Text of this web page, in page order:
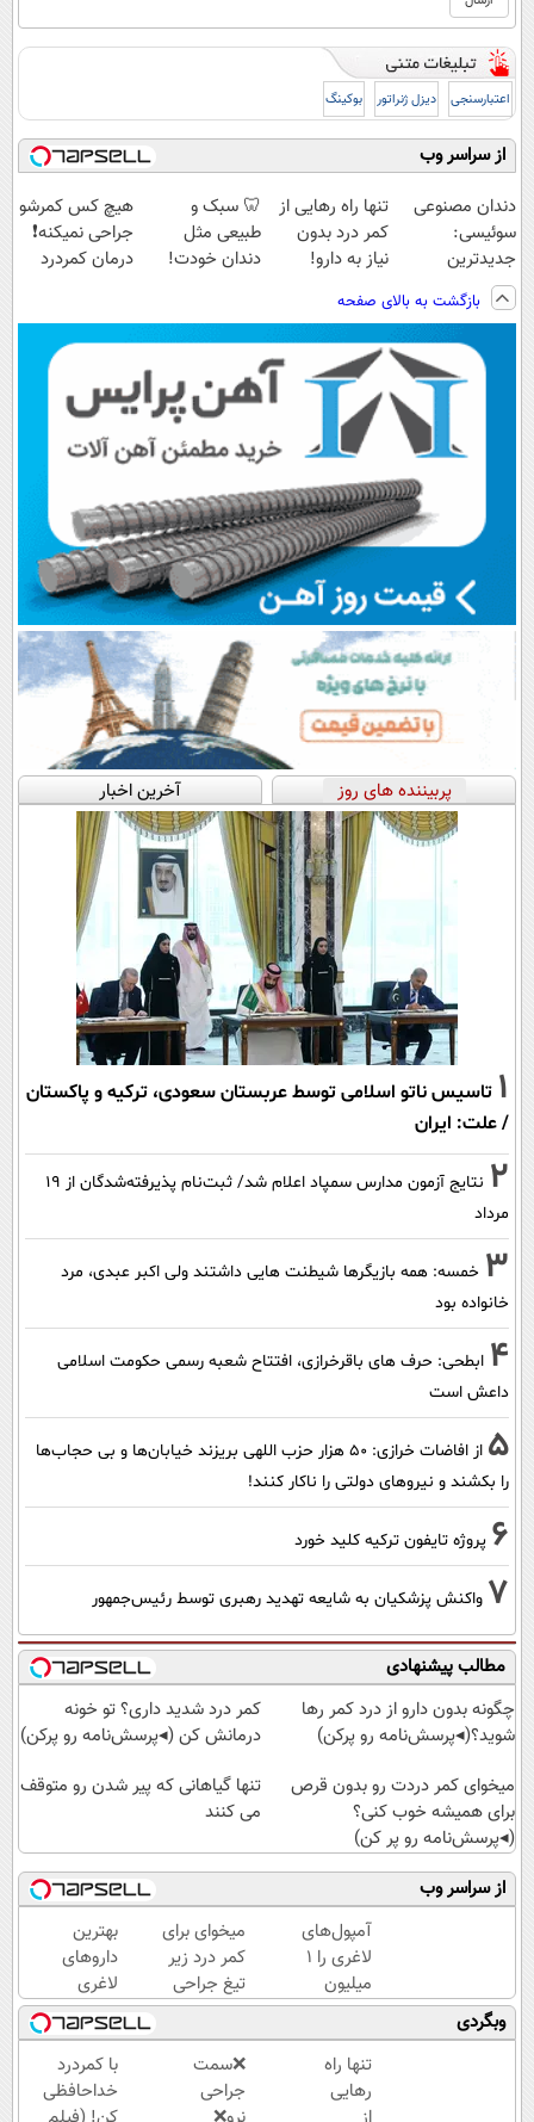
اعتبارسنجی دیزل ژنراتور بوکینگ
از سراسر وب
دندان مصنوعی
سوئیسی:
جدیدترین
فناوری اروپا،
سبک و مقاوم |
پرداخت قسطی
تنها راه رهایی از
کمر درد بدون
نیاز به دارو!
🦷 سبک و
طبیعی مثل
دندان خودت!
💳 📍 تهران
هیچ کس کمرشو
جراحی نمیکنه❗
درمان کمردرد
بازگشت به بالای صفحه
پربیننده های روز آخرین اخبار
1 تاسیس ناتو اسلامی توسط عربستان سعودی، ترکیه و پاکستان
/ علت: ایران
2
نتایج آزمون مدارس سمپاد اعلام شد/ ثبت‌نام پذیرفته‌شدگان از ۱۹
مرداد
3 خمسه: همه بازیگرها شیطنت هایی داشتند ولی اکبر عبدی، مرد
خانواده بود
4 ابطحی: حرف های باقرخرازی، افتتاح شعبه رسمی حکومت اسلامی
داعش است
5
از افاضات خرازی: ۵۰ هزار حزب اللهی بریزند خیابان‌ها و بی حجاب‌ها
را بکشند و نیرو‌های دولتی را ناکار کنند!
6 پروژه تایفون ترکیه کلید خورد
7 واکنش پزشکیان به شایعه تهدید رهبری توسط رئیس‌جمهور
مطالب پیشنهادی
چگونه بدون دارو از درد کمر رها
شوید؟(◂پرسش‌نامه رو پرکن)
کمر درد شدید داری؟ تو خونه
درمانش کن (◂پرسش‌نامه رو پرکن)
میخوای کمر دردت رو بدون قرص
برای همیشه خوب کنی؟
(◂پرسش‌نامه رو پر کن)
تنها گیاهانی که پیر شدن رو متوقف
می کنند
از سراسر وب
آمپول‌های
لاغری را ۱
میلیون
تومان
ارزان‌تر از
همه‌جا
بخر!
میخوای برای
کمر درد زیر
تیغ جراحی
بری؟!
◗پرسش‌نامه
رو پر کن◖
بهترین
داروهای
لاغری
برای
شروع
کاهش
وزن،
ارسال از
وبگردی
تنها راه
رهایی
❌سمت
جراحی
با کمردرد
خداحافظی